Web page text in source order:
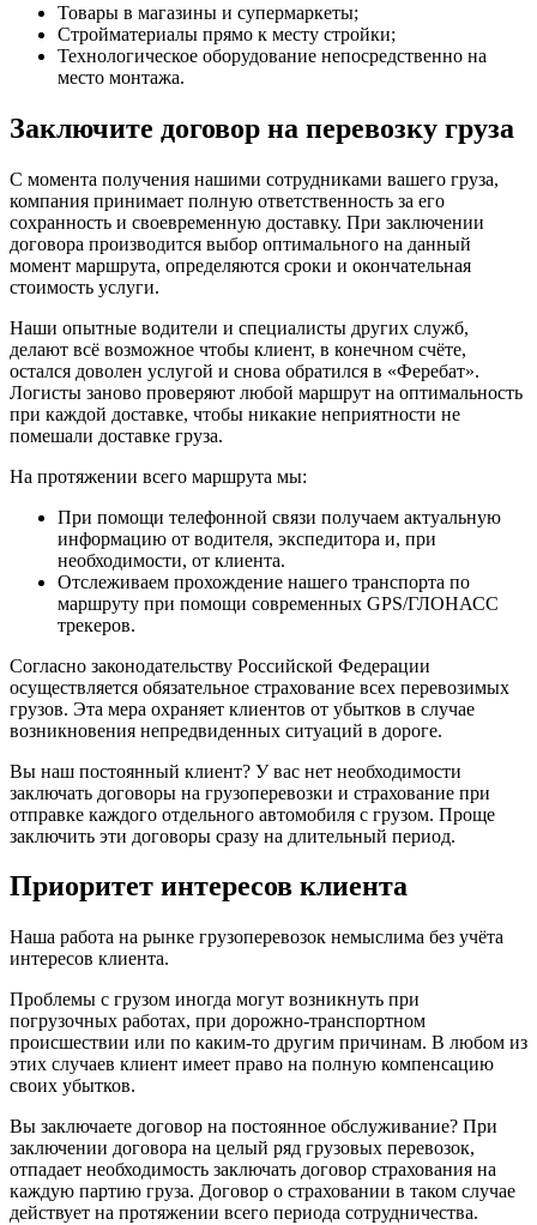
Товары в магазины и супермаркеты;
Стройматериалы прямо к месту стройки;
Технологическое оборудование непосредственно на
место монтажа.
Заключите договор на перевозку груза
С момента получения нашими сотрудниками вашего груза,
компания принимает полную ответственность за его
сохранность и своевременную доставку. При заключении
договора производится выбор оптимального на данный
момент маршрута, определяются сроки и окончательная
стоимость услуги.
Наши опытные водители и специалисты других служб,
делают всё возможное чтобы клиент, в конечном счёте,
остался доволен услугой и снова обратился в «Феребат».
Логисты заново проверяют любой маршрут на оптимальность
при каждой доставке, чтобы никакие неприятности не
помешали доставке груза.
На протяжении всего маршрута мы:
При помощи телефонной связи получаем актуальную
информацию от водителя, экспедитора и, при
необходимости, от клиента.
Отслеживаем прохождение нашего транспорта по
маршруту при помощи современных GPS/ГЛОНАСС
трекеров.
Согласно законодательству Российской Федерации
осуществляется обязательное страхование всех перевозимых
грузов. Эта мера охраняет клиентов от убытков в случае
возникновения непредвиденных ситуаций в дороге.
Вы наш постоянный клиент? У вас нет необходимости
заключать договоры на грузоперевозки и страхование при
отправке каждого отдельного автомобиля с грузом. Проще
заключить эти договоры сразу на длительный период.
Приоритет интересов клиента
Наша работа на рынке грузоперевозок немыслима без учёта
интересов клиента.
Проблемы с грузом иногда могут возникнуть при
погрузочных работах, при дорожно-транспортном
происшествии или по каким-то другим причинам. В любом из
этих случаев клиент имеет право на полную компенсацию
своих убытков.
Вы заключаете договор на постоянное обслуживание? При
заключении договора на целый ряд грузовых перевозок,
отпадает необходимость заключать договор страхования на
каждую партию груза. Договор о страховании в таком случае
действует на протяжении всего периода сотрудничества.